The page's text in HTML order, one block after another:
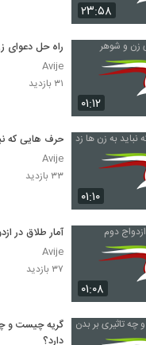
۲۳:۵۸
۰۱:۱۲
راه حل دعوای
Avije
۳۱ بازدید
۰۱:۱۰
حرف هایی که
Avije
۳۳ بازدید
۰۱:۰۸
آمار طلاق در
Avije
۳۷ بازدید
گریه چیست و
دارد؟